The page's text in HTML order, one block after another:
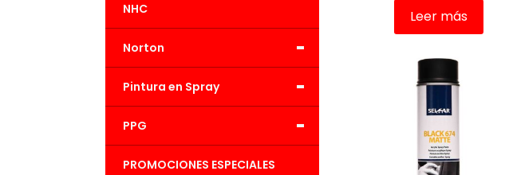
Leer más
NHC
-
Norton
-
Pintura en Spray
-
PPG
PROMOCIONES ESPECIALES